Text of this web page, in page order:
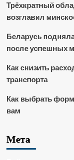
Трёхкратный
возглавил
Беларусь
после успешных
Как снизить
транспорта
Как выбрать
вам
Мета